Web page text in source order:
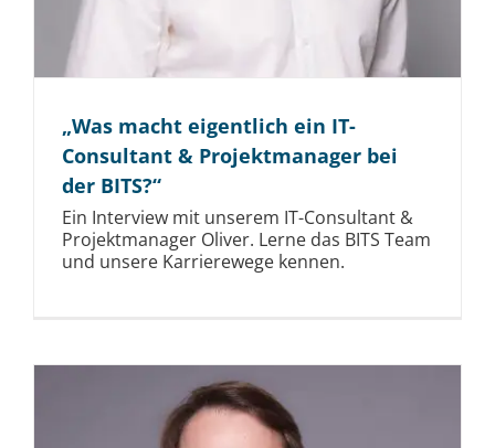
„Was macht eigentlich ein IT-
der BITS?“
Ein Interview mit unserem IT-Consultant &
Projektmanager Oliver. Lerne das BITS Team
und unsere Karrierewege kennen.